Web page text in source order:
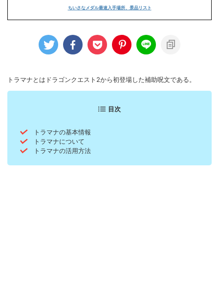
ちいさなメダル最速入手場所、景品リスト
トラマナとはドラゴンクエスト2から初登場した補助呪文である。
目次
トラマナの基本情報
トラマナについて
トラマナの活用方法